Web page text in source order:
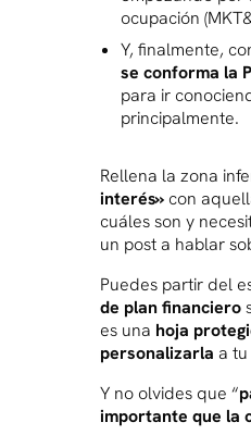
ocupación
Y, finalmente,
se conforma la
para ir
principalmente.
Rellena la zona
interés» con
cuáles son y
un post a hablar
Puedes partir del
de plan financiero
es una hoja
personalizarla a
Y no olvides que “
importante que la